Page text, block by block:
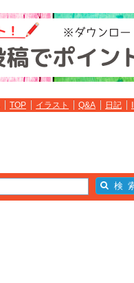
TOP イラスト Q&A 日記